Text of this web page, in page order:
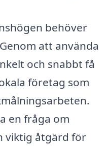
behöver
att använda
och snabbt få
företag som
en fråga om
viktig åtgärd för